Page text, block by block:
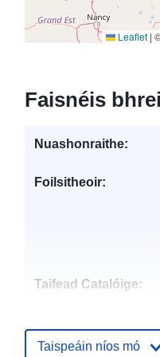
Leaflet |
Faisnéis
Nuashonraithe:
Foilsitheoir:
Taifead Catalóige:
Taispeáin níos mó